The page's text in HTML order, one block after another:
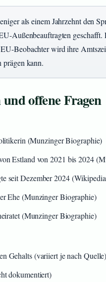
als einem Jahrzehnt den
Außenbeauftragten geschafft.
Beobachter wird ihre
kann.
offene Fragen
(Munzinger Biographie)
Estland von 2021 bis 2024
seit Dezember 2024
Ehe (Munzinger Biographie)
(Munzinger Biographie)
Gehalts (variiert je nach
dokumentiert)